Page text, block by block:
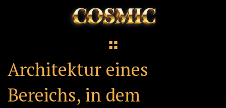
Architektur eines
Bereichs, in dem